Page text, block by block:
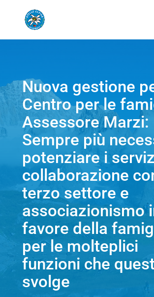
Nuova gestione
Centro per le
Assessore Marzi:
Sempre più
potenziare i
collaborazione
terzo settore e
associazionismo
favore della
per le molteplici
funzioni che
svolge